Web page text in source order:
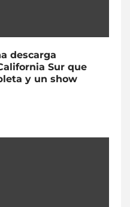
descarga
Sur que
y un show